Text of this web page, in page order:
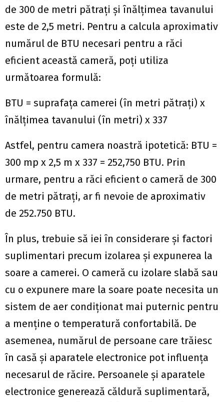
de 300 de metri pătrați și înălțimea tavanului
este de 2,5 metri. Pentru a calcula aproximativ
numărul de BTU necesari pentru a răci
eficient această cameră, poți utiliza
următoarea formulă:
BTU = suprafața camerei (în metri pătrați) x
înălțimea tavanului (în metri) x 337
Astfel, pentru camera noastră ipotetică: BTU =
300 mp x 2,5 m x 337 = 252,750 BTU. Prin
urmare, pentru a răci eficient o cameră de 300
de metri pătrați, ar fi nevoie de aproximativ
de 252.750 BTU.
În plus, trebuie să iei în considerare și factori
suplimentari precum izolarea și expunerea la
soare a camerei. O cameră cu izolare slabă sau
cu o expunere mare la soare poate necesita un
sistem de aer condiționat mai puternic pentru
a menține o temperatură confortabilă. De
asemenea, numărul de persoane care trăiesc
în casă și aparatele electronice pot influența
necesarul de răcire. Persoanele și aparatele
electronice generează căldură suplimentară,